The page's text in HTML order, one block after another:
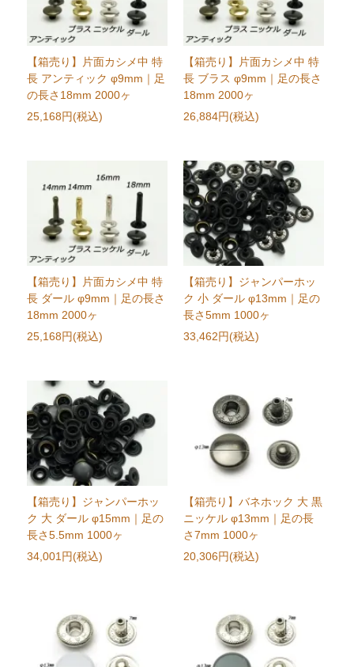
【箱売り】片面カシメ中 特
長 アンティック φ9mm｜足
の長さ18mm 2000ヶ
25,168円(税込)
【箱売り】片面カシメ中 特
長 ブラス φ9mm｜足の長さ
18mm 2000ヶ
26,884円(税込)
【箱売り】片面カシメ中 特
長 ダール φ9mm｜足の長さ
18mm 2000ヶ
25,168円(税込)
【箱売り】ジャンパーホッ
ク 小 ダール φ13mm｜足の
長さ5mm 1000ヶ
33,462円(税込)
【箱売り】ジャンパーホッ
ク 大 ダール φ15mm｜足の
長さ5.5mm 1000ヶ
34,001円(税込)
【箱売り】バネホック 大 黒
ニッケル φ13mm｜足の長
さ7mm 1000ヶ
20,306円(税込)